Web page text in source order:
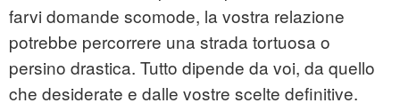
farvi domande scomode, la vostra relazione
potrebbe percorrere una strada tortuosa o
persino drastica. Tutto dipende da voi, da quello
che desiderate e dalle vostre scelte definitive.